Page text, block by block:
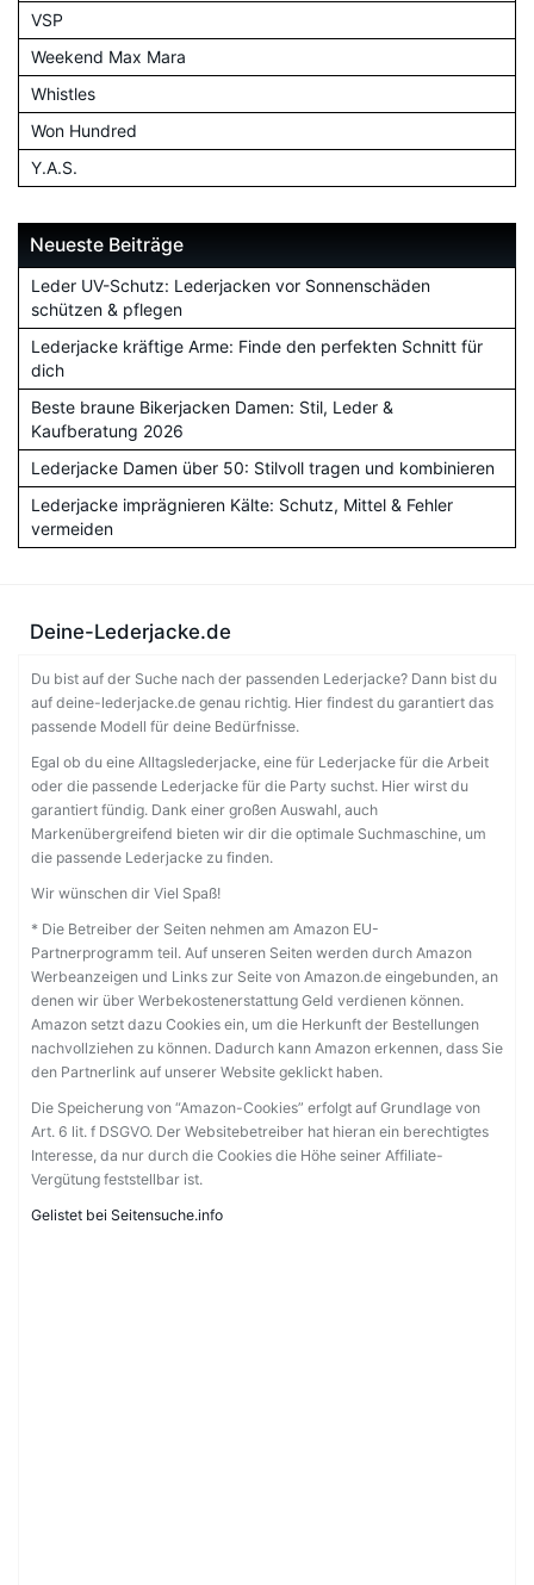
VSP
Weekend Max Mara
Whistles
Won Hundred
Y.A.S.
Neueste Beiträge
Leder UV-Schutz: Lederjacken vor Sonnenschäden
schützen & pflegen
Lederjacke kräftige Arme: Finde den perfekten Schnitt für
dich
Beste braune Bikerjacken Damen: Stil, Leder &
Kaufberatung 2026
Lederjacke Damen über 50: Stilvoll tragen und kombinieren
Lederjacke imprägnieren Kälte: Schutz, Mittel & Fehler
vermeiden
Deine-Lederjacke.de
Du bist auf der Suche nach der passenden Lederjacke? Dann bist du
auf deine-lederjacke.de genau richtig. Hier findest du garantiert das
passende Modell für deine Bedürfnisse.
Egal ob du eine Alltagslederjacke, eine für Lederjacke für die Arbeit
oder die passende Lederjacke für die Party suchst. Hier wirst du
garantiert fündig. Dank einer großen Auswahl, auch
Markenübergreifend bieten wir dir die optimale Suchmaschine, um
die passende Lederjacke zu finden.
Wir wünschen dir Viel Spaß!
* Die Betreiber der Seiten nehmen am Amazon EU-
Partnerprogramm teil. Auf unseren Seiten werden durch Amazon
Werbeanzeigen und Links zur Seite von Amazon.de eingebunden, an
denen wir über Werbekostenerstattung Geld verdienen können.
Amazon setzt dazu Cookies ein, um die Herkunft der Bestellungen
nachvollziehen zu können. Dadurch kann Amazon erkennen, dass Sie
den Partnerlink auf unserer Website geklickt haben.
Die Speicherung von “Amazon-Cookies” erfolgt auf Grundlage von
Art. 6 lit. f DSGVO. Der Websitebetreiber hat hieran ein berechtigtes
Interesse, da nur durch die Cookies die Höhe seiner Affiliate-
Vergütung feststellbar ist.
Gelistet bei Seitensuche.info